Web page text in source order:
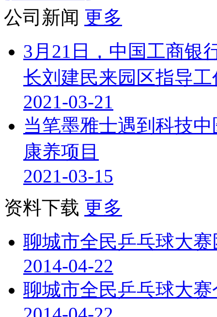
公司新闻 更多
3月21日，中国工商银
长刘建民来园区指导工
2021-03-21
当笔墨雅士遇到科技
康养项目
2021-03-15
资料下载 更多
聊城市全民乒乓球大
2014-04-22
聊城市全民乒乓球大